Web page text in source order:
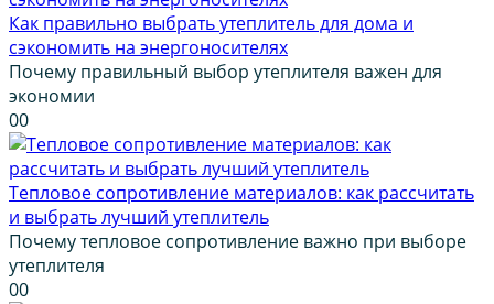
Как правильно выбрать утеплитель для дома и
сэкономить на энергоносителях
Почему правильный выбор утеплителя важен для
экономии
00
Тепловое сопротивление материалов: как рассчитать
и выбрать лучший утеплитель
Почему тепловое сопротивление важно при выборе
утеплителя
00